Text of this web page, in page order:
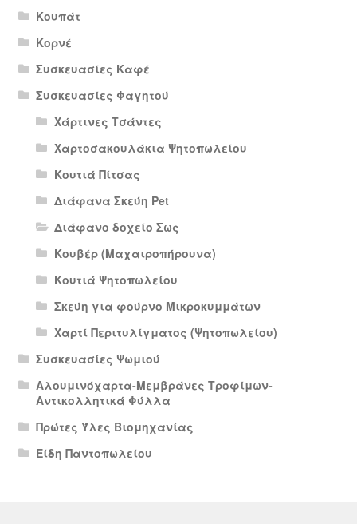
Κουπάτ
Κορνέ
Συσκευασίες Καφέ
Συσκευασίες Φαγητού
Χάρτινες Τσάντες
Χαρτοσακουλάκια Ψητοπωλείου
Κουτιά Πίτσας
Διάφανα Σκεύη Pet
Διάφανο δοχείο Σως
Κουβέρ (Μαχαιροπήρουνα)
Κουτιά Ψητοπωλείου
Σκεύη για φούρνο Μικροκυμμάτων
Χαρτί Περιτυλίγματος (Ψητοπωλείου)
Συσκευασίες Ψωμιού
Αλουμινόχαρτα-Μεμβράνες Τροφίμων-
Αντικολλητικά Φύλλα
Πρώτες Ύλες Βιομηχανίας
Είδη Παντοπωλείου